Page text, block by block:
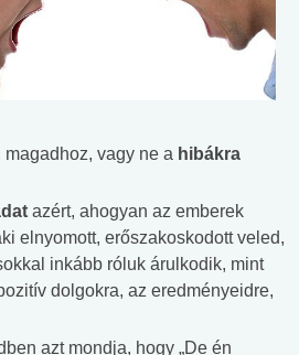
vagy ne a hibákra
azért, ahogyan az emberek
elnyomott, erőszakoskodott veled,
inkább róluk árulkodik, mint
dolgokra, az eredményeidre,
azt mondja, hogy „De én